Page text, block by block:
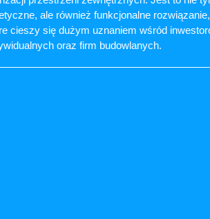
ale również funkcjonalne rozwiązanie,
cieszy się dużym uznaniem wśród
oraz firm budowlanych.